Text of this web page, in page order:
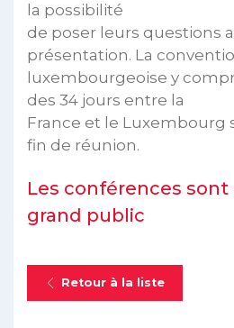
la possibilité
de poser leurs questions
présentation. La
luxembourgeoise y
des 34 jours entre la
France et le Luxembourg
fin de réunion.
Les conférences sont
grand public
Retour à la liste